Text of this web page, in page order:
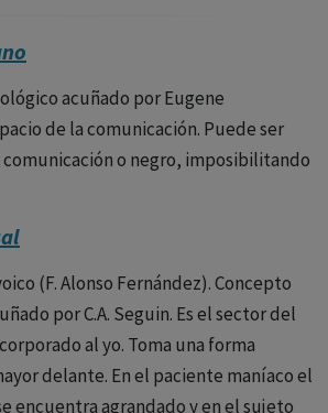
acuñado por Eugene
de la comunicación. Puede ser
o negro, imposibilitando
(F. Alonso Fernández). Concepto
por C.A. Seguin. Es el sector del
al yo. Toma una forma
delante. En el paciente maníaco el
encuentra agrandado y en el sujeto